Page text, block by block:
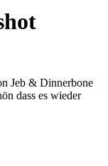
Jeb & Dinnerbone
dass es wieder